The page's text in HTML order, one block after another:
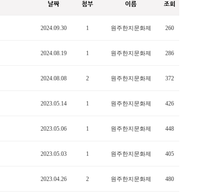
날짜 첨부 이름 조회
2024.09.30 1 원주한지문화제 260
2024.08.19 1 원주한지문화제 286
2024.08.08 2 원주한지문화제 372
2023.05.14 1 원주한지문화제 426
2023.05.06 1 원주한지문화제 448
2023.05.03 1 원주한지문화제 405
2023.04.26 2 원주한지문화제 480